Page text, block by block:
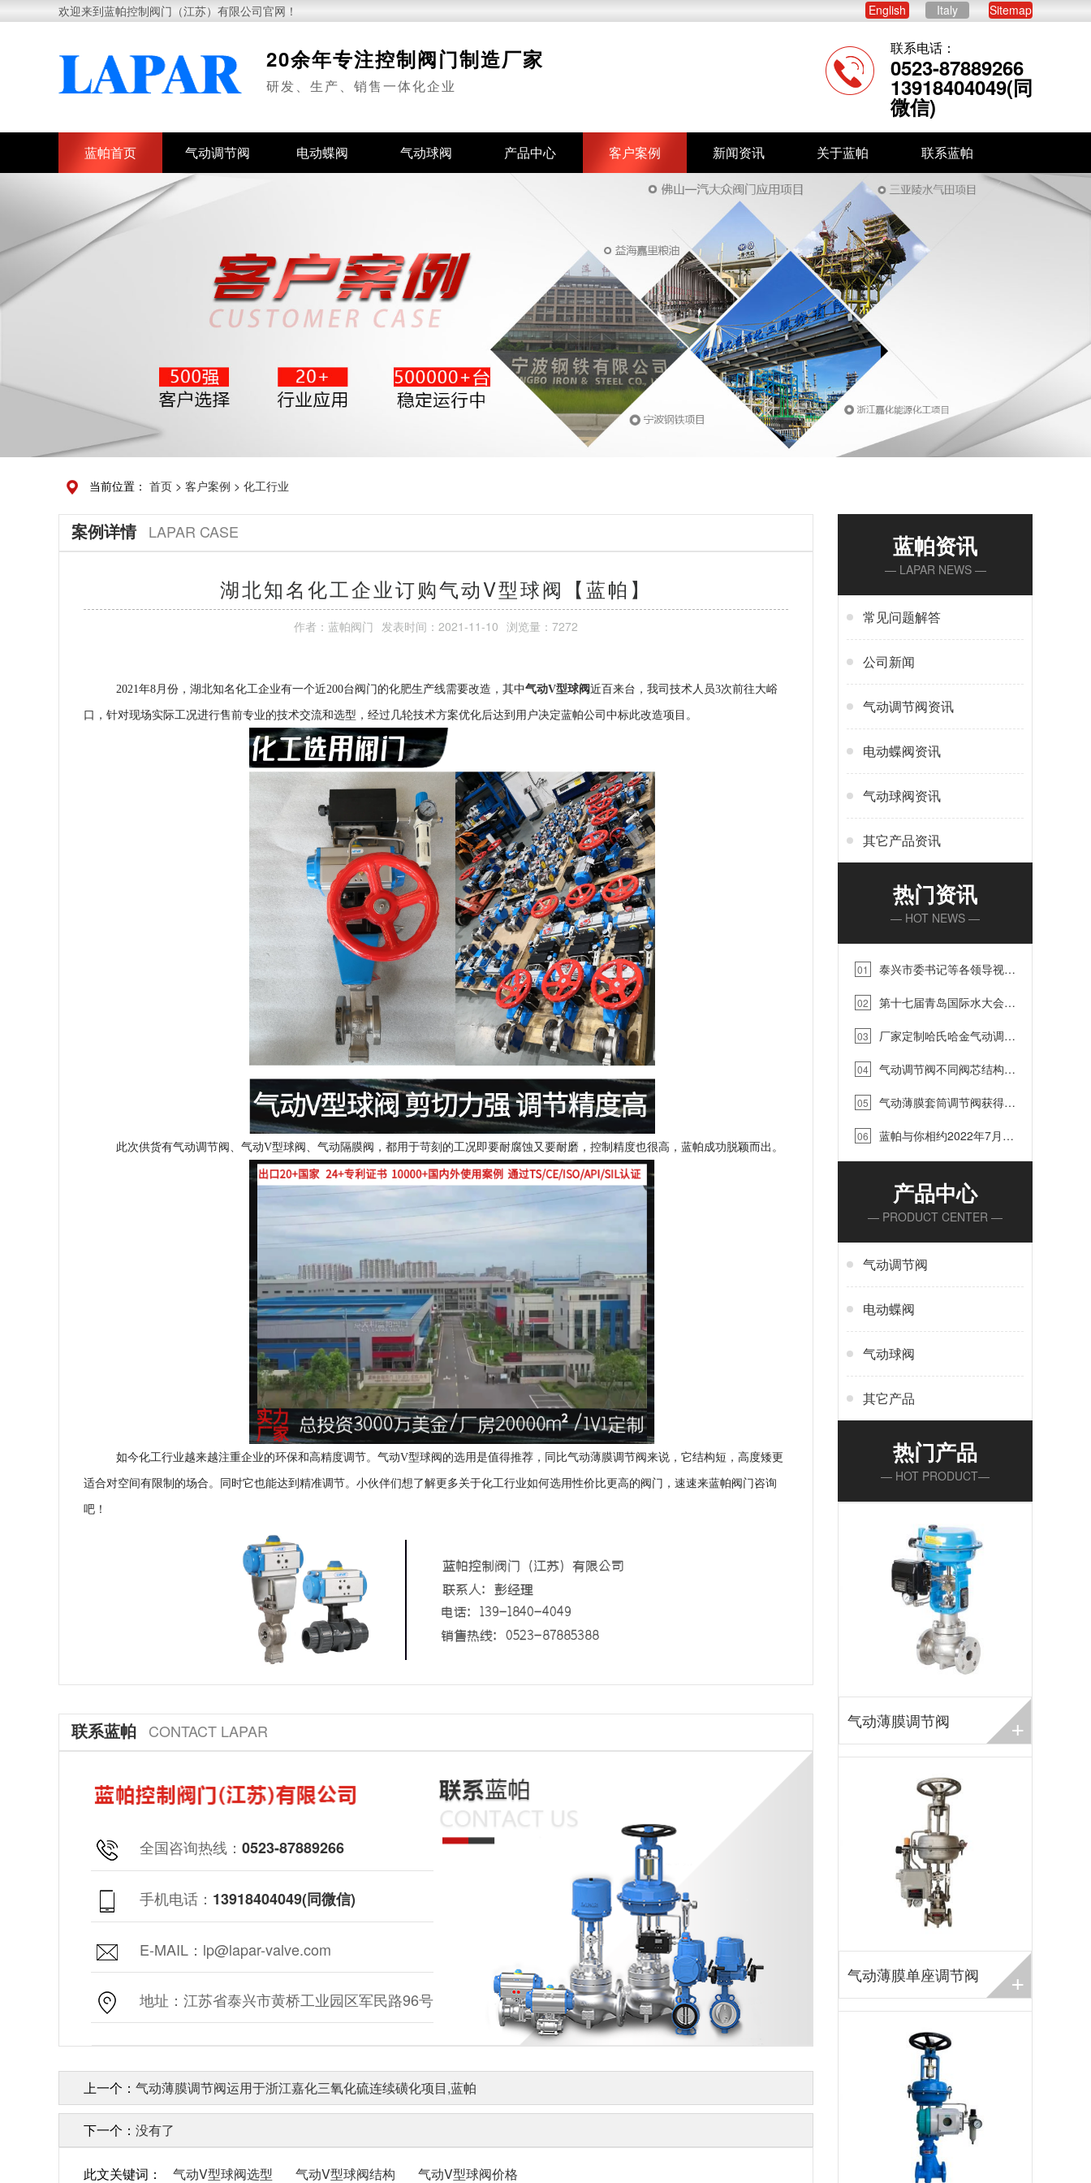
欢迎来到蓝帕控制阀门（江苏）有限公司官网！ English Italy Sitemap
20余年专注控制阀门制造厂家
研发、生产、销售一体化企业
联系电话：
0523-87889266
13918404049(同
微信)
蓝帕首页 气动调节阀 电动蝶阀 气动球阀 产品中心 客户案例 新闻资讯 关于蓝帕 联系蓝帕
当前位置： 首页 > 客户案例 > 化工行业
案例详情 LAPAR CASE
湖北知名化工企业订购气动V型球阀【蓝帕】
作者： 蓝帕阀门 发表时间： 2021-11-10 浏览量：7272
2021年8月份，湖北知名化工企业有一个近200台阀门的化肥生产线需要改造，其中气动V型球阀近百来台，我司技术人员3次前往大峪
口，针对现场实际工况进行售前专业的技术交流和选型，经过几轮技术方案优化后达到用户决定蓝帕公司中标此改造项目。
此次供货有气动调节阀、气动V型球阀、气动隔膜阀，都用于苛刻的工况即要耐腐蚀又要耐磨，控制精度也很高，蓝帕成功脱颖而出。
如今化工行业越来越注重企业的环保和高精度调节。气动V型球阀的选用是值得推荐，同比气动薄膜调节阀来说，它结构短，高度矮更
适合对空间有限制的场合。同时它也能达到精准调节。小伙伴们想了解更多关于化工行业如何选用性价比更高的阀门，速速来蓝帕阀门咨询
吧！
联系蓝帕 CONTACT LAPAR
全国咨询热线： 0523-87889266
手机电话： 13918404049(同微信)
E-MAIL：lp@lapar-valve.com
地址：江苏省泰兴市黄桥工业园区军民路96号
上一个： 气动薄膜调节阀运用于浙江嘉化三氧化硫连续磺化项目,蓝帕
下一个： 没有了
此文关键词： 气动V型球阀选型 气动V型球阀结构 气动V型球阀价格
蓝帕资讯
— LAPAR NEWS —
常见问题解答
公司新闻
气动调节阀资讯
电动蝶阀资讯
气动球阀资讯
其它产品资讯
热门资讯
— HOT NEWS —
01
泰兴市委书记等各领导视察
02
第十七届青岛国际水大会青
诚邀您的到来！…
03
厂家定制哈氏哈金气动调节
04
气动调节阀不同阀芯结构的
05
气动薄膜套筒调节阀获得江
目奖…
06
蓝帕与你相约2022年7月
产品中心
— PRODUCT CENTER —
气动调节阀
电动蝶阀
气动球阀
其它产品
热门产品
— HOT PRODUCT—
气动薄膜调节阀 +
气动薄膜单座调节阀 +